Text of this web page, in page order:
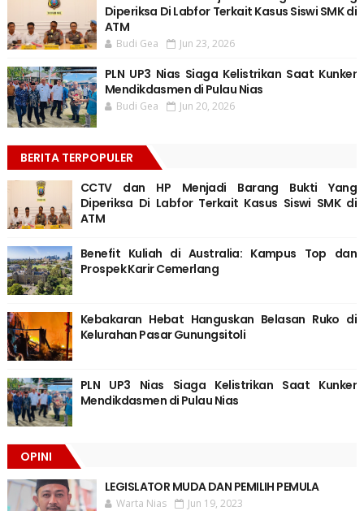
Diperiksa Di Labfor Terkait Kasus Siswi SMK di
ATM
Budi Gea Jun 23, 2026
PLN UP3 Nias Siaga Kelistrikan Saat Kunker
Mendikdasmen di Pulau Nias
Budi Gea Jun 20, 2026
BERITA TERPOPULER
CCTV dan HP Menjadi Barang Bukti Yang
Diperiksa Di Labfor Terkait Kasus Siswi SMK di
ATM
Benefit Kuliah di Australia: Kampus Top dan
Prospek Karir Cemerlang
Kebakaran Hebat Hanguskan Belasan Ruko di
Kelurahan Pasar Gunungsitoli
PLN UP3 Nias Siaga Kelistrikan Saat Kunker
Mendikdasmen di Pulau Nias
OPINI
LEGISLATOR MUDA DAN PEMILIH PEMULA
Warta Nias Jun 19, 2023